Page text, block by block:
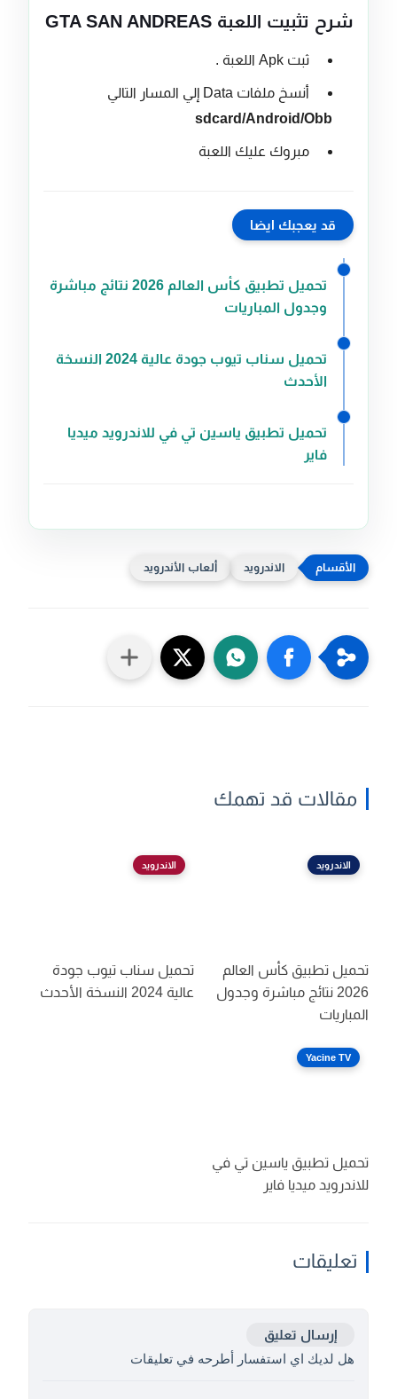
شرح تثبيت اللعبة GTA SAN ANDREAS
ثبت Apk اللعبة .
أنسخ ملفات Data إلي المسار التالي
sdcard/Android/Obb
مبروك عليك اللعبة
قد يعجبك ايضا
تحميل تطبيق كأس العالم 2026 نتائج مباشرة
وجدول المباريات
تحميل سناب تيوب جودة عالية 2024 النسخة
الأحدث
تحميل تطبيق ياسين تي في للاندرويد ميديا
فاير
الاندرويد ألعاب الأندرويد
مقالات قد تهمك
الاندرويد
تحميل تطبيق كأس العالم
2026 نتائج مباشرة وجدول
المباريات
الاندرويد
تحميل سناب تيوب جودة
عالية 2024 النسخة الأحدث
Yacine TV
تحميل تطبيق ياسين تي في
للاندرويد ميديا فاير
تعليقات
إرسال تعليق
هل لديك اي استفسار أطرحه في تعليقات